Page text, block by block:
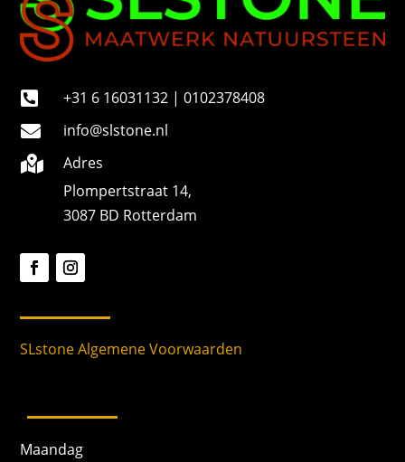

+31 6 16031132 | 0102378408

info@slstone.nl

Adres
Plompertstraat 14,
3087 BD Rotterdam
SLstone Algemene Voorwaarden
Maandag